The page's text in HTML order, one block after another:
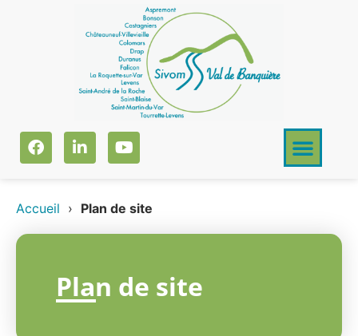
Accueil › Plan de site
Plan de site